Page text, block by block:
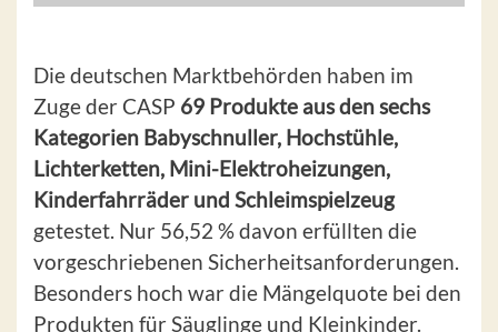
Die deutschen Marktbehörden haben im
Zuge der CASP 69 Produkte aus den sechs
Kategorien Babyschnuller, Hochstühle,
Lichterketten, Mini-Elektroheizungen,
Kinderfahrräder und Schleimspielzeug
getestet. Nur 56,52 % davon erfüllten die
vorgeschriebenen Sicherheitsanforderungen.
Besonders hoch war die Mängelquote bei den
Produkten für Säuglinge und Kleinkinder.